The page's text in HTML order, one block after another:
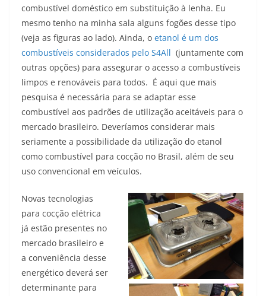
combustível doméstico em substituição à lenha. Eu
mesmo tenho na minha sala alguns fogões desse tipo
(veja as figuras ao lado). Ainda, o etanol é um dos
combustíveis considerados pelo S4All (juntamente com
outras opções) para assegurar o acesso a combustíveis
limpos e renováveis para todos. É aqui que mais
pesquisa é necessária para se adaptar esse
combustível aos padrões de utilização aceitáveis para o
mercado brasileiro. Deveríamos considerar mais
seriamente a possibilidade da utilização do etanol
como combustível para cocção no Brasil, além de seu
uso convencional em veículos.
Novas tecnologias
para cocção elétrica
já estão presentes no
mercado brasileiro e
a conveniência desse
energético deverá ser
determinante para